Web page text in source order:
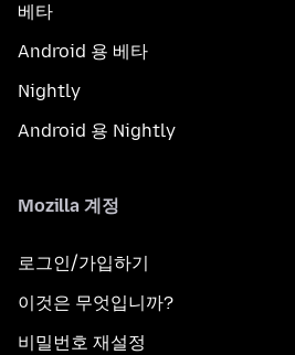
베타
Android 용 베타
Nightly
Android 용 Nightly
Mozilla 계정
로그인/가입하기
이것은 무엇입니까?
비밀번호 재설정